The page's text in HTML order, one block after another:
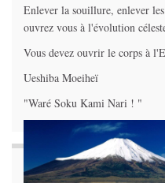
Enlever la souillure, enlever
ouvrez vous à l'évolution
Vous devez ouvrir le corps à
Ueshiba Moeiheï
"Waré Soku Kami Nari ! "